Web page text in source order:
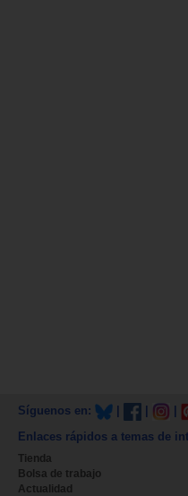
Síguenos en:
Enlaces rápidos a temas de
Tienda
Bolsa de trabajo
Actualidad